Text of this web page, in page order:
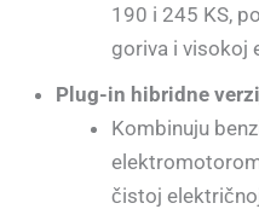
190 i 245 KS,
goriva i visokoj
Plug-in hibridne
Kombinuju
čistoj